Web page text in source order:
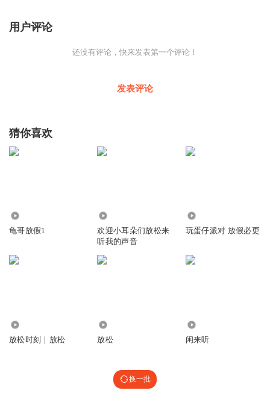
用户评论
还没有评论，快来发表第一个评论！
发表评论
猜你喜欢
龟哥放假1
欢迎小耳朵们放松来
听我的声音
玩蛋仔派对 放假必更
放松时刻｜放松 放松 闲来听
换一批